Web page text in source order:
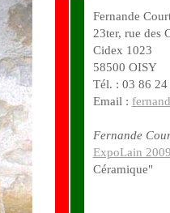
Fernande
23ter, rue des
Cidex 1023
58500 OISY
Tél. : 03 86 24
Email :
Fernande
ExpoLain
Céramique"